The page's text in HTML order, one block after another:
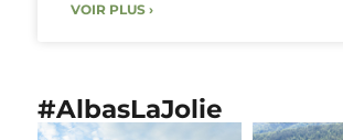
VOIR PLUS ›
#AlbasLaJolie